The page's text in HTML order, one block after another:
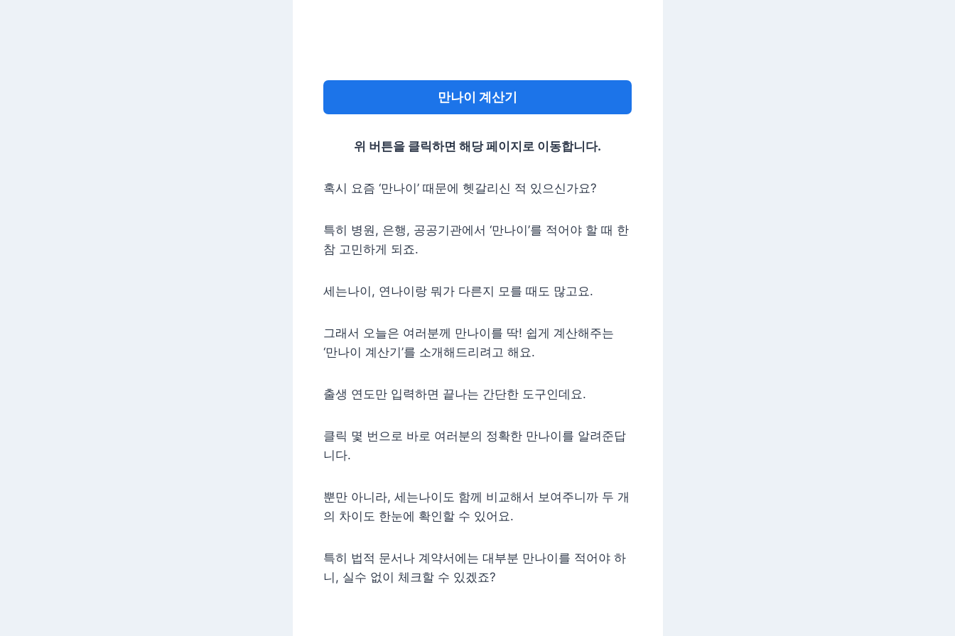
만나이 계산기
위 버튼을 클릭하면 해당 페이지로 이동합니다.
혹시 요즘 ‘만나이’ 때문에 헷갈리신 적 있으신가요?
특히 병원, 은행, 공공기관에서 ‘만나이’를 적어야 할 때 한
참 고민하게 되죠.
세는나이, 연나이랑 뭐가 다른지 모를 때도 많고요.
그래서 오늘은 여러분께 만나이를 딱! 쉽게 계산해주는
‘만나이 계산기’를 소개해드리려고 해요.
출생 연도만 입력하면 끝나는 간단한 도구인데요.
클릭 몇 번으로 바로 여러분의 정확한 만나이를 알려준답
니다.
뿐만 아니라, 세는나이도 함께 비교해서 보여주니까 두 개
의 차이도 한눈에 확인할 수 있어요.
특히 법적 문서나 계약서에는 대부분 만나이를 적어야 하
니, 실수 없이 체크할 수 있겠죠?